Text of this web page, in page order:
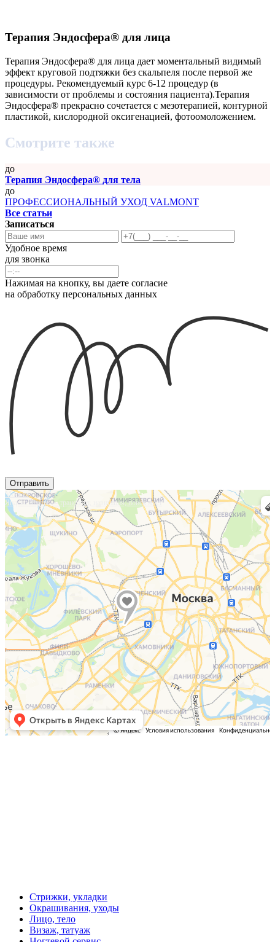
Терапия Эндосфера® для лица
Терапия Эндосфера® для лица дает моментальный видимый
эффект круговой подтяжки без скальпеля после первой же
процедуры. Рекомендуемый курс 6-12 процедур (в
зависимости от проблемы и состояния пациента).Терапия
Эндосфера® прекрасно сочетается с мезотерапией, контурной
пластикой, кислородной оксигенацией, фотоомоложением.
Смотрите также
до
Терапия Эндосфера® для тела
до
ПРОФЕССИОНАЛЬНЫЙ УХОД VALMONT
Все статьи
Записаться
Удобное время
для звонка
Нажимая на кнопку, вы даете согласие
на обработку персональных данных
Отправить
Москва
Яндекс.Карты — транспорт, навигация, поиск мест
Стрижки, укладки
Окрашивания, уходы
Лицо, тело
Визаж, татуаж